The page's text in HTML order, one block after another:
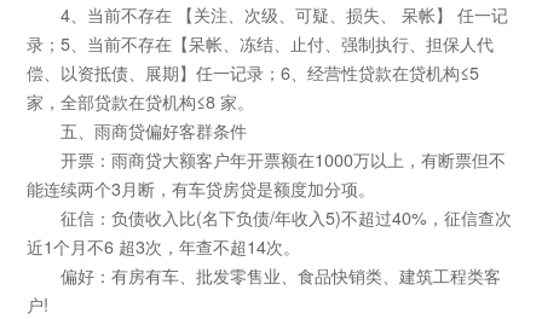
4、当前不存在 【关注、次级、可疑、损失、 呆帐】 任一记
录；5、当前不存在【呆帐、冻结、止付、强制执行、担保人代
偿、以资抵债、展期】任一记录；6、经营性贷款在贷机构≤5
家，全部贷款在贷机构≤8 家。
五、雨商贷偏好客群条件
开票：雨商贷大额客户年开票额在1000万以上，有断票但不
能连续两个3月断，有车贷房贷是额度加分项。
征信：负债收入比(名下负债/年收入5)不超过40%，征信查次
近1个月不6 超3次，年查不超14次。
偏好：有房有车、批发零售业、食品快销类、建筑工程类客
户!